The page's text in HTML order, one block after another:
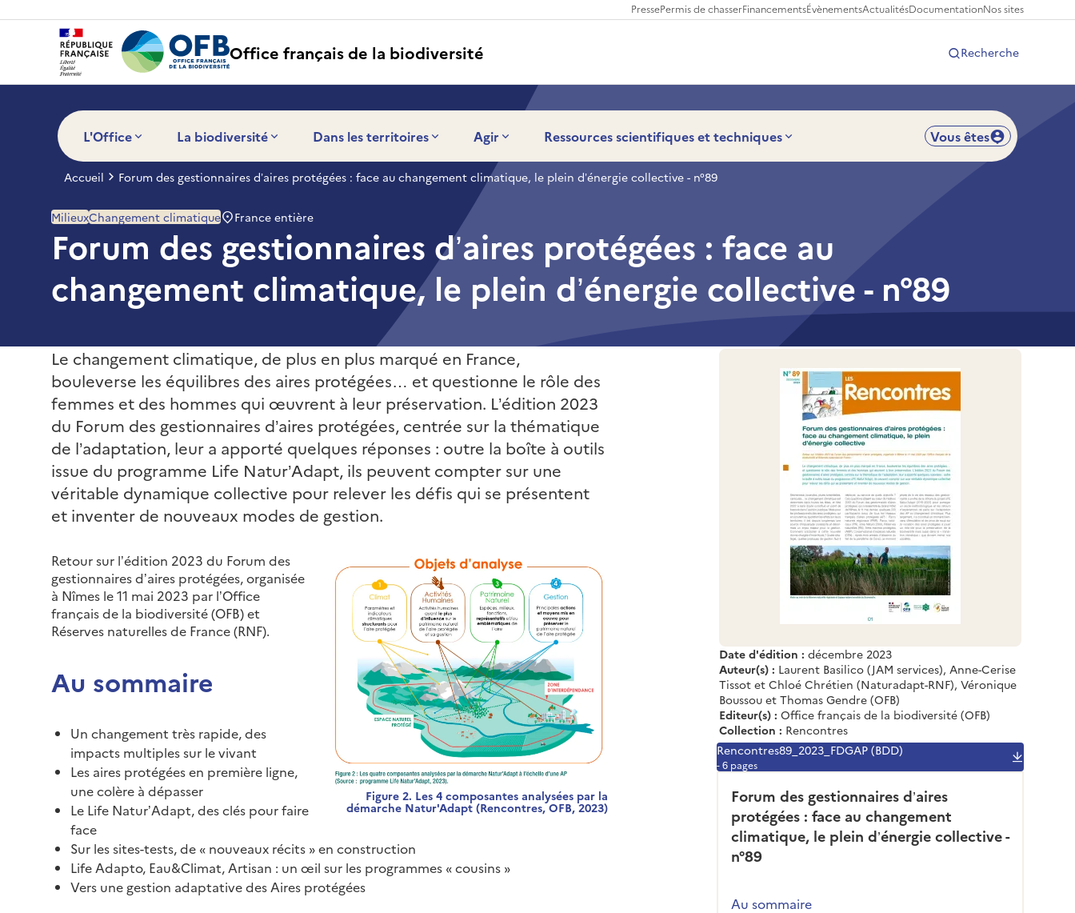
PressePermis de chasserFinancementsÉvènementsActualitésDocumentationNos sites
Office français de la biodiversité Recherche
L'Office La biodiversité Dans les territoires Agir Ressources scientifiques et techniques Vous êtes
Accueil Forum des gestionnaires d’aires protégées : face au changement climatique, le plein d’énergie collective - n°89
Forum des gestionnaires d’aires protégées : face au
changement climatique, le plein d’énergie collective - n°89
MilieuxChangement climatique France entière
Le changement climatique, de plus en plus marqué en France,
bouleverse les équilibres des aires protégées… et questionne le rôle des
femmes et des hommes qui œuvrent à leur préservation. L’édition 2023
du Forum des gestionnaires d’aires protégées, centrée sur la thématique
de l’adaptation, leur a apporté quelques réponses : outre la boîte à outils
issue du programme Life Natur’Adapt, ils peuvent compter sur une
véritable dynamique collective pour relever les défis qui se présentent
et inventer de nouveaux modes de gestion.
Date d'édition : décembre 2023
Auteur(s) : Laurent Basilico (JAM services), Anne-Cerise
Tissot et Chloé Chrétien (Naturadapt-RNF), Véronique
Boussou et Thomas Gendre (OFB)
Editeur(s) : Office français de la biodiversité (OFB)
Collection : Rencontres
Rencontres89_2023_FDGAP (BDD)
- 6 pages
Forum des gestionnaires d’aires
protégées : face au changement
climatique, le plein d’énergie collective -
n°89
Au sommaire
Figure 2. Les 4 composantes analysées par la
démarche Natur'Adapt (Rencontres, OFB, 2023)
Retour sur l’édition 2023 du Forum des
gestionnaires d’aires protégées, organisée
à Nîmes le 11 mai 2023 par l’Office
français de la biodiversité (OFB) et
Réserves naturelles de France (RNF).
Au sommaire
Un changement très rapide, des
impacts multiples sur le vivant
Les aires protégées en première ligne,
une colère à dépasser
Le Life Natur’Adapt, des clés pour faire
face
Sur les sites-tests, de « nouveaux récits » en construction
Life Adapto, Eau&Climat, Artisan : un œil sur les programmes « cousins »
Vers une gestion adaptative des Aires protégées